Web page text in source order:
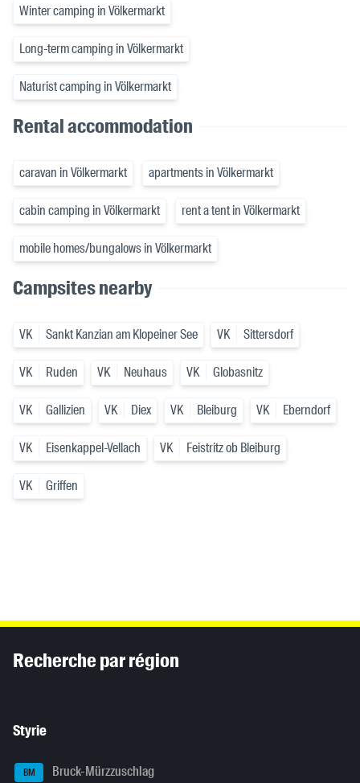
Winter camping in Völkermarkt
Long-term camping in Völkermarkt
Naturist camping in Völkermarkt
Rental accommodation
caravan in Völkermarkt apartments in Völkermarkt
cabin camping in Völkermarkt rent a tent in Völkermarkt
mobile homes/bungalows in Völkermarkt
Campsites nearby
VK Sankt Kanzian am Klopeiner See VK Sittersdorf
VK Ruden VK Neuhaus VK Globasnitz
VK Gallizien VK Diex VK Bleiburg VK Eberndorf
VK Eisenkappel-Vellach VK Feistritz ob Bleiburg
VK Griffen
Recherche par région
Styrie
BM Bruck-Mürzzuschlag